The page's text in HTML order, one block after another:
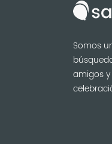
Somos
amigos